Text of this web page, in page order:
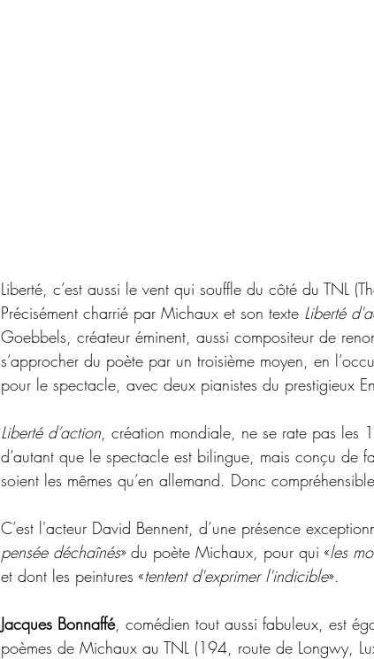
Liberté, c’est aussi le vent qui souffle du côté du TNL
Précisément charrié par Michaux et son texte Liberté
Goebbels, créateur éminent, aussi compositeur de
s’approcher du poète par un troisième moyen, en
pour le spectacle, avec deux pianistes du prestigieux
Liberté d’action, création mondiale, ne se rate pas
d’autant que le spectacle est bilingue, mais conçu de
soient les mêmes qu’en allemand. Donc
C’est l'acteur David Bennent, d’une présence
pensée déchaînés» du poète Michaux, pour qui «les
et dont les peintures «tentent d'exprimer l'indicible».
Jacques Bonnaffé, comédien tout aussi fabuleux, est
poèmes de Michaux au TNL (194, route de Longwy,